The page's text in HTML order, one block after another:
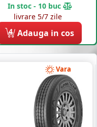
In stoc - 10 buc
livrare 5/7 zile
4 Adauga in cos
Vara